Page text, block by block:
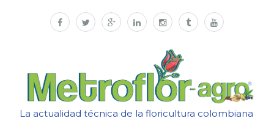
La actualidad técnica de la floricultura colombiana